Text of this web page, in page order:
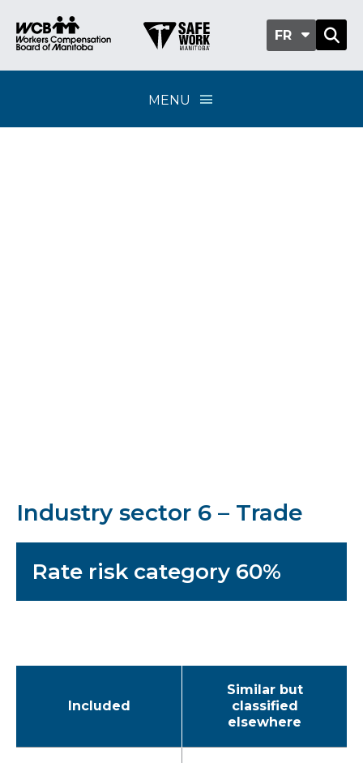
FR
MENU
Industry sector 6 – Trade
Rate risk category 60%
Included
Similar but
classified
elsewhere